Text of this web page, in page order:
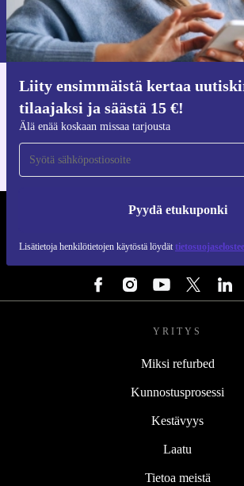
Liity ensimmäistä kertaa
tilaajaksi ja säästä 15 €!
Älä enää koskaan missaa tarjousta
Pyydä etukuponki
Lisätietoja henkilötietojen käytöstä löydät
Pyydä etukuponki
Lisätietoja henkilötietojen käytöstä löydät
Hanki refurbed-
iOS:lle ja Androidille
YRITYS
Miksi refurbed
Kunnostusprosessi
Kestävyys
Laatu
Tietoa meistä